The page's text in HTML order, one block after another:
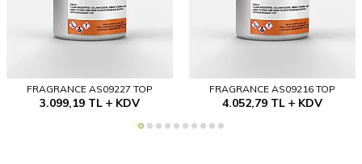
FRAGRANCE AS09227 TOP
3.099,19TL KDV
FRAGRANCE AS09216 TOP
4.052,79 TL KDV